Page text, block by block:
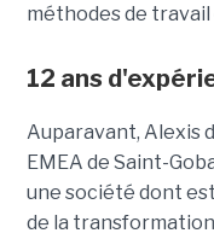
méthodes de travail
12 ans
Auparavant, Alexis
EMEA de Saint-
une société dont
de la